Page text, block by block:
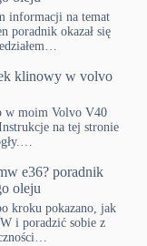
informacji na temat
poradnik okazał się
klinowy w volvo
w moim Volvo V40
na tej stronie
e36? poradnik
oleju
kroku pokazano, jak
i poradzić sobie z